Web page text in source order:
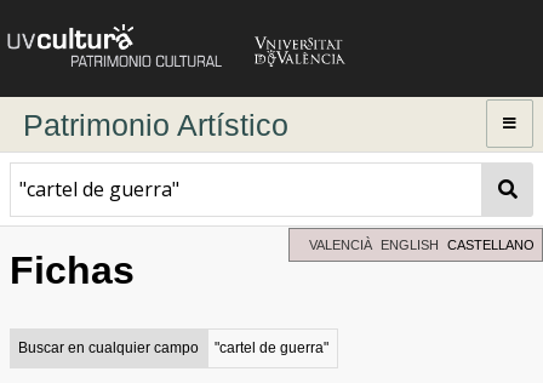
Patrimonio Artístico
Búsqueda avanzada
VALENCIÀ ENGLISH CASTELLANO
Fichas
Buscar en cualquier campo "cartel de guerra"